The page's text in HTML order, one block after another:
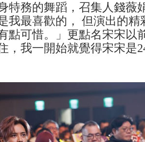
特務的舞蹈，召集人錢薇
我最喜歡的， 但演出的精
點可惜。」更點名宋宋以
，我一開始就覺得宋宋是